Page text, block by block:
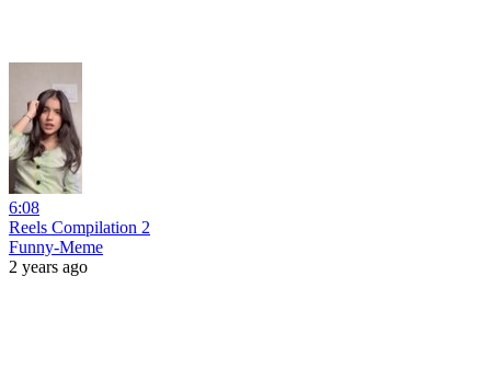
6:08
Reels Compilation 2
Funny-Meme
2 years ago